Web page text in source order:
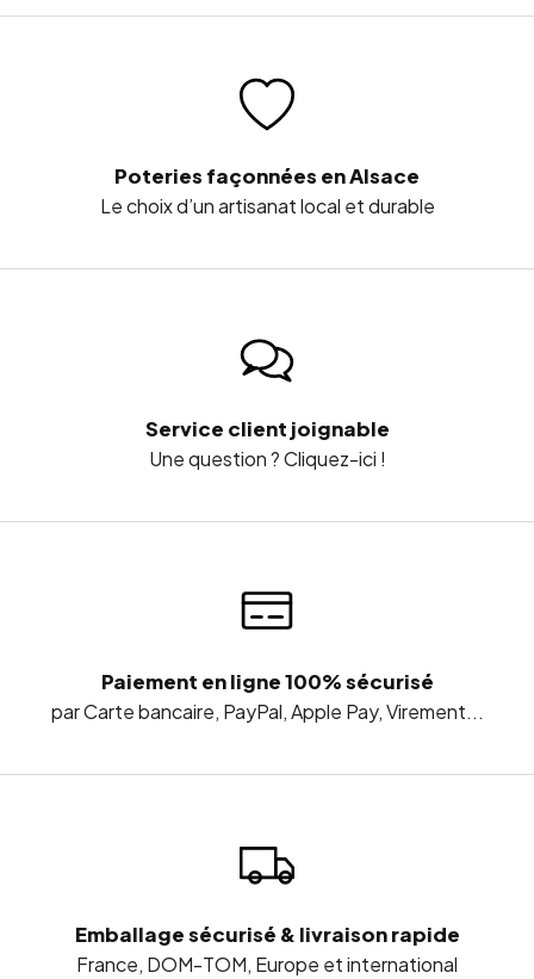
Poteries façonnées en Alsace
Le choix d’un artisanat local et durable
Service client joignable
Une question ? Cliquez-ici !
Paiement en ligne 100% sécurisé
par Carte bancaire, PayPal, Apple Pay, Virement...
Emballage sécurisé & livraison rapide
France, DOM-TOM, Europe et international